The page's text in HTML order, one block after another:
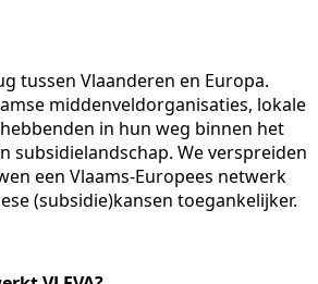
tussen Vlaanderen en Europa.
middenveldorganisaties, lokale
in hun weg binnen het
subsidielandschap. We verspreiden
een Vlaams-Europees netwerk
(subsidie)kansen toegankelijker.